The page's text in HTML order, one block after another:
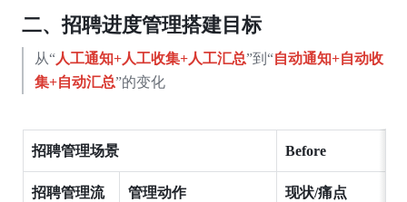
二、招聘进度管理搭建目标
从“人工通知+人工收集+人工汇总”到“自动通知+自动收
集+自动汇总”的变化
招聘管理场景 Before
招聘管理流
管理动作 现状/痛点